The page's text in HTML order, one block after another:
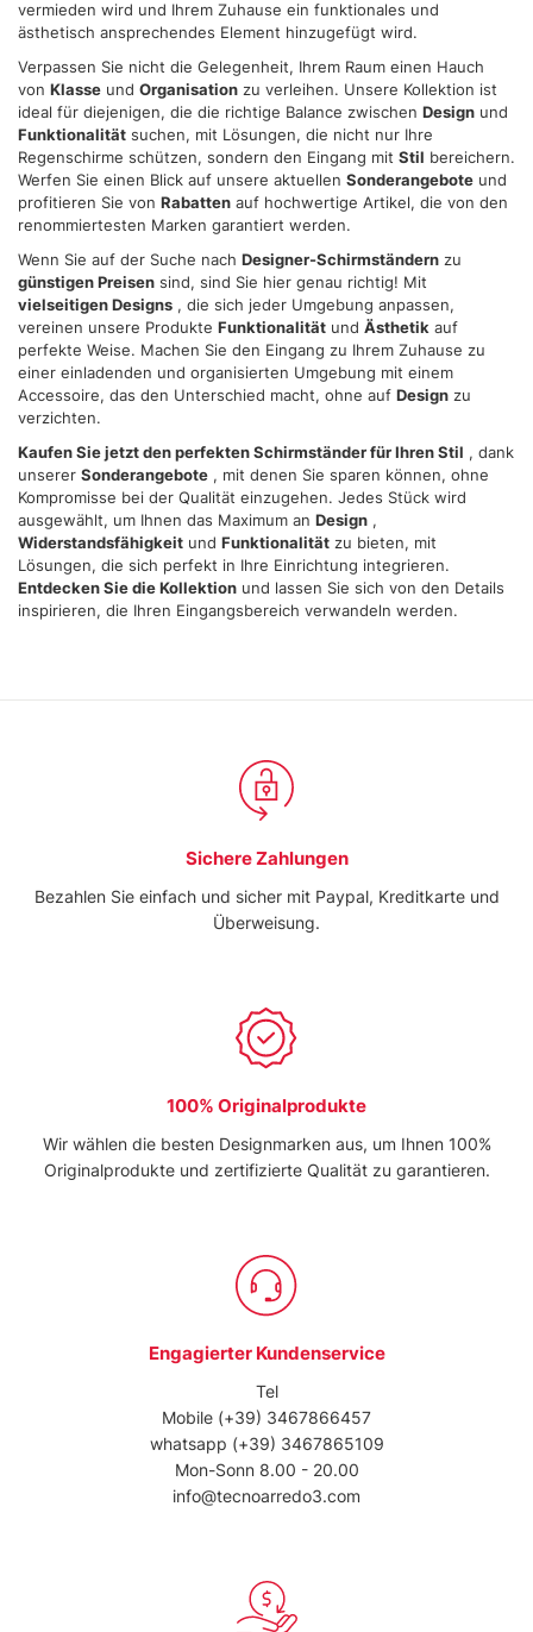
dalla Dichiarazione sui cookie.
Utilizziamo i cookie per personalizzare contenuti ed
annunci, per fornire funzionalità dei social media e per
analizzare il nostro traffico. Condividiamo inoltre
informazioni sul modo in cui utilizza il nostro sito con i
nostri partner che si occupano di analisi dei dati web,
pubblicità e social media, i quali potrebbero combinarle
raccolto dal suo utilizzo dei loro servizi.
vermieden wird und Ihrem Zuhause ein funktionales und
ästhetisch ansprechendes Element hinzugefügt wird.
Verpassen Sie nicht die Gelegenheit, Ihrem Raum einen Hauch
von Klasse und Organisation zu verleihen. Unsere Kollektion ist
ideal für diejenigen, die die richtige Balance zwischen Design und
Funktionalität suchen, mit Lösungen, die nicht nur Ihre
Regenschirme schützen, sondern den Eingang mit Stil bereichern.
Werfen Sie einen Blick auf unsere aktuellen Sonderangebote und
profitieren Sie von Rabatten auf hochwertige Artikel, die von den
renommiertesten Marken garantiert werden.
Wenn Sie auf der Suche nach Designer-Schirmständern zu
günstigen Preisen sind, sind Sie hier genau richtig! Mit
vielseitigen Designs , die sich jeder Umgebung anpassen,
vereinen unsere Produkte Funktionalität und Ästhetik auf
perfekte Weise. Machen Sie den Eingang zu Ihrem Zuhause zu
einer einladenden und organisierten Umgebung mit einem
Accessoire, das den Unterschied macht, ohne auf Design zu
verzichten.
Kaufen Sie jetzt den perfekten Schirmständer für Ihren Stil , dank
unserer Sonderangebote , mit denen Sie sparen können, ohne
Kompromisse bei der Qualität einzugehen. Jedes Stück wird
ausgewählt, um Ihnen das Maximum an Design ,
Widerstandsfähigkeit und Funktionalität zu bieten, mit
Lösungen, die sich perfekt in Ihre Einrichtung integrieren.
Entdecken Sie die Kollektion und lassen Sie sich von den Details
inspirieren, die Ihren Eingangsbereich verwandeln werden.
Sichere Zahlungen
Bezahlen Sie einfach und sicher mit Paypal, Kreditkarte und
Überweisung.
100% Originalprodukte
Wir wählen die besten Designmarken aus, um Ihnen 100%
Originalprodukte und zertifizierte Qualität zu garantieren.
Engagierter Kundenservice
Tel
Mobile (+39) 3467866457
whatsapp (+39) 3467865109
Mon-Sonn 8.00 - 20.00
info@tecnoarredo3.com